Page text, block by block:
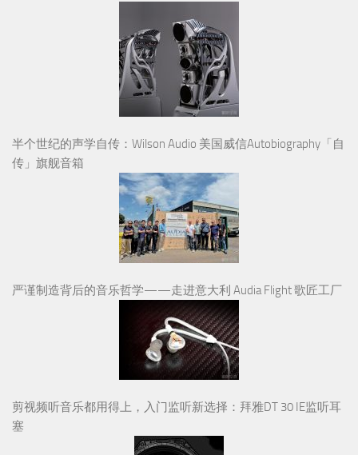
半个世纪的声学自传：Wilson Audio 美国威信Autobiography「自
传」旗舰音箱
严谨制造背后的音乐哲学——走进意大利 Audia Flight 歌匠工厂
剪视频听音乐都用得上，入门监听新选择：拜雅DT 30 IE监听耳
塞